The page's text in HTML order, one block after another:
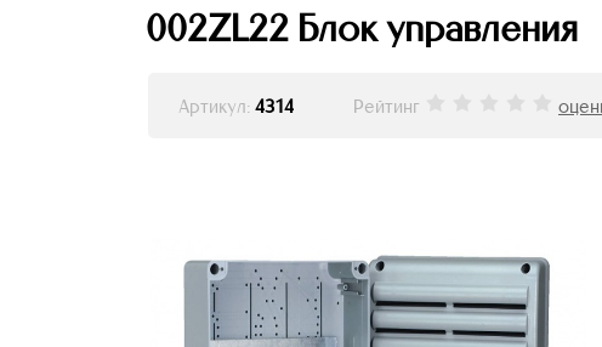
002ZL22 Блок управления
Артикул: 4314 Рейтинг